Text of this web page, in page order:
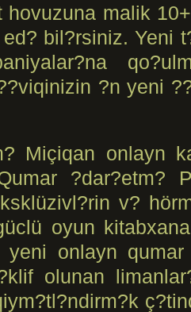
hovuzuna malik
bil?rsiniz. Yeni
?n yeni
Miçiqan onlayn
?dar?etm?
v?
oyun
onlayn qumar
olunan